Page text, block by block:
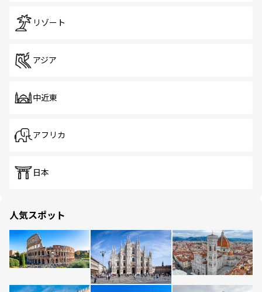
リゾート
アジア
中近東
アフリカ
日本
人気スポット